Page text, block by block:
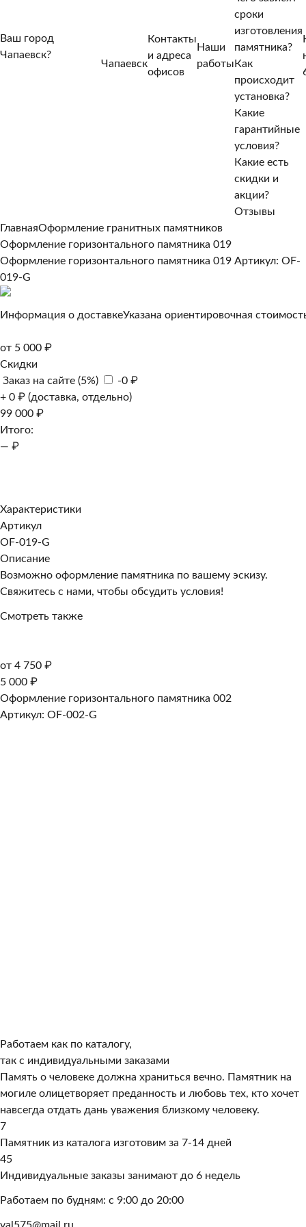
Ваш город
Чапаевск?
Чапаевск
Контакты
и адреса
офисов
Наши
работы
сроки
изготовления
памятника?
Как
происходит
установка?
Какие
гарантийные
условия?
Какие есть
скидки и
акции?
Отзывы
ГлавнаяОформление гранитных памятников
Оформление горизонтального памятника 019
Оформление горизонтального памятника 019 Артикул: OF-
019-G
Информация о доставкеУказана ориентировочная
от 5 000 ₽
Скидки
Заказ на сайте (5%)
-0 ₽
+ 0 ₽ (доставка, отдельно)
99 000 ₽
Итого:
— ₽
Характеристики
Артикул
OF-019-G
Описание
Возможно оформление памятника по вашему эскизу.
Свяжитесь с нами, чтобы обсудить условия!
Смотреть также
от 4 750 ₽
5 000 ₽
Оформление горизонтального памятника 002
Артикул: OF-002-G
Работаем как по каталогу,
так с индивидуальными заказами
Память о человеке должна храниться вечно. Памятник на
могиле олицетворяет преданность и любовь тех, кто хочет
навсегда отдать дань уважения близкому человеку.
7
Памятник из каталога изготовим за 7-14 дней
45
Индивидуальные заказы занимают до 6 недель
Работаем по будням: с 9:00 до 20:00